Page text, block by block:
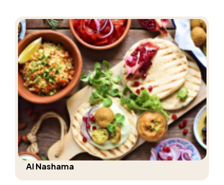
Al Nashama